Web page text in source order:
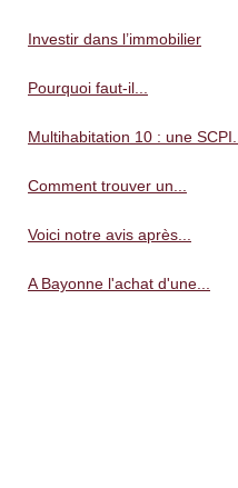
Investir dans l’immobilier
Pourquoi faut-il...
Multihabitation 10 : une SCPI...
Comment trouver un...
Voici notre avis après...
A Bayonne l'achat d'une...